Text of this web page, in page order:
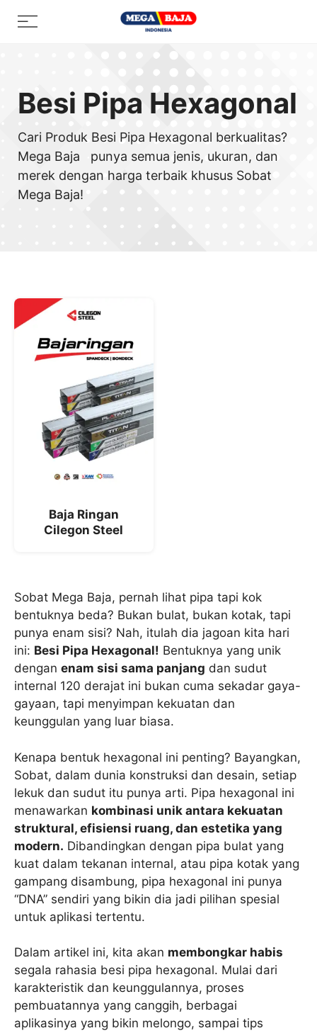
Menu
Besi Pipa Hexagonal
Cari Produk Besi Pipa Hexagonal berkualitas?
Mega Baja punya semua jenis, ukuran, dan
merek dengan harga terbaik khusus Sobat
Mega Baja!
Baja Ringan
Cilegon Steel
Sobat Mega Baja, pernah lihat pipa tapi kok
bentuknya beda? Bukan bulat, bukan kotak, tapi
punya enam sisi? Nah, itulah dia jagoan kita hari
ini: Besi Pipa Hexagonal! Bentuknya yang unik
dengan enam sisi sama panjang dan sudut
internal 120 derajat ini bukan cuma sekadar gaya-
gayaan, tapi menyimpan kekuatan dan
keunggulan yang luar biasa.
Kenapa bentuk hexagonal ini penting? Bayangkan,
Sobat, dalam dunia konstruksi dan desain, setiap
lekuk dan sudut itu punya arti. Pipa hexagonal ini
menawarkan kombinasi unik antara kekuatan
struktural, efisiensi ruang, dan estetika yang
modern. Dibandingkan dengan pipa bulat yang
kuat dalam tekanan internal, atau pipa kotak yang
gampang disambung, pipa hexagonal ini punya
“DNA” sendiri yang bikin dia jadi pilihan spesial
untuk aplikasi tertentu.
Dalam artikel ini, kita akan membongkar habis
segala rahasia besi pipa hexagonal. Mulai dari
karakteristik dan keunggulannya, proses
pembuatannya yang canggih, berbagai
aplikasinya yang bikin melongo, sampai tips